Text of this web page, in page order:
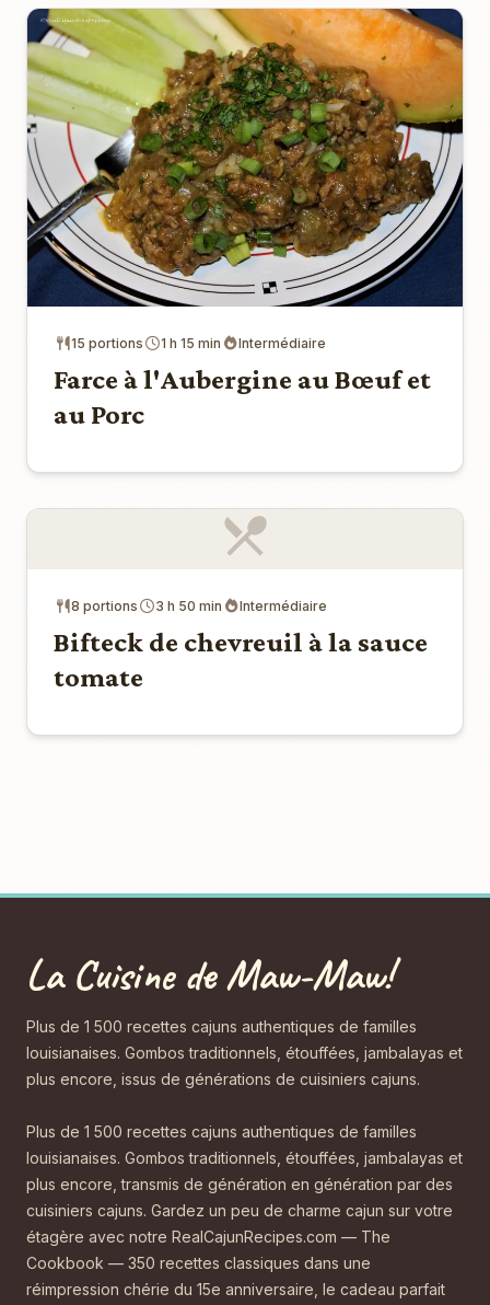
15 portions 1 h 15 min Intermédiaire
Farce à l'Aubergine au Bœuf et
au Porc
8 portions 3 h 50 min Intermédiaire
Bifteck de chevreuil à la sauce
tomate
La Cuisine de Maw-Maw!
Plus de 1 500 recettes cajuns authentiques de familles
louisianaises. Gombos traditionnels, étouffées, jambalayas et
plus encore, issus de générations de cuisiniers cajuns.
Plus de 1 500 recettes cajuns authentiques de familles
louisianaises. Gombos traditionnels, étouffées, jambalayas et
plus encore, transmis de génération en génération par des
cuisiniers cajuns. Gardez un peu de charme cajun sur votre
étagère avec notre RealCajunRecipes.com — The
Cookbook — 350 recettes classiques dans une
réimpression chérie du 15e anniversaire, le cadeau parfait